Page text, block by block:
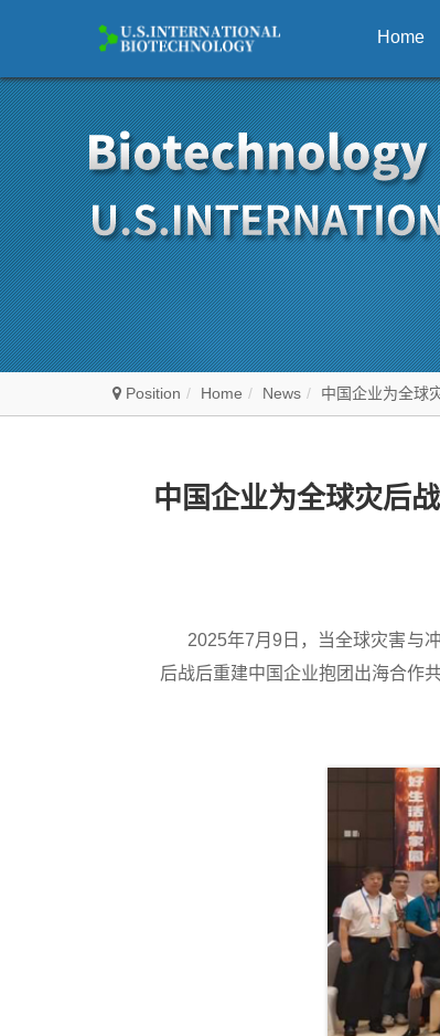
Home
Position Home News 中国企业为全球
中国企业为全球灾后
2025年7月9日，当全球灾害与冲
后战后重建中国企业抱团出海合作